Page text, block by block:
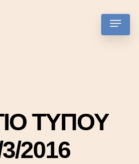
Menu
ΤΥΠΟΥ
2016